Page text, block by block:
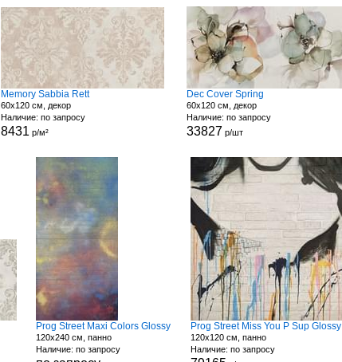
Memory Sabbia Rett
60x120 см, декор
Наличие: по запросу
8431 р/м²
Dec Cover Spring
60x120 см, декор
Наличие: по запросу
33827 р/шт
Prog Street Maxi Colors Glossy
120x240 см, панно
Наличие: по запросу
Prog Street Miss You P Sup Glossy
120x120 см, панно
Наличие: по запросу